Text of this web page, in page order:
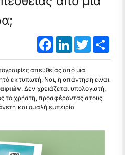
FacebookLinkedInTwitter
απευθείας από μια
εκτυπωτή; Ναι, η απάντηση είναι
. Δεν χρειάζεται υπολογιστή,
το χρήστη, προσφέροντας στους
και ομαλή εμπειρία